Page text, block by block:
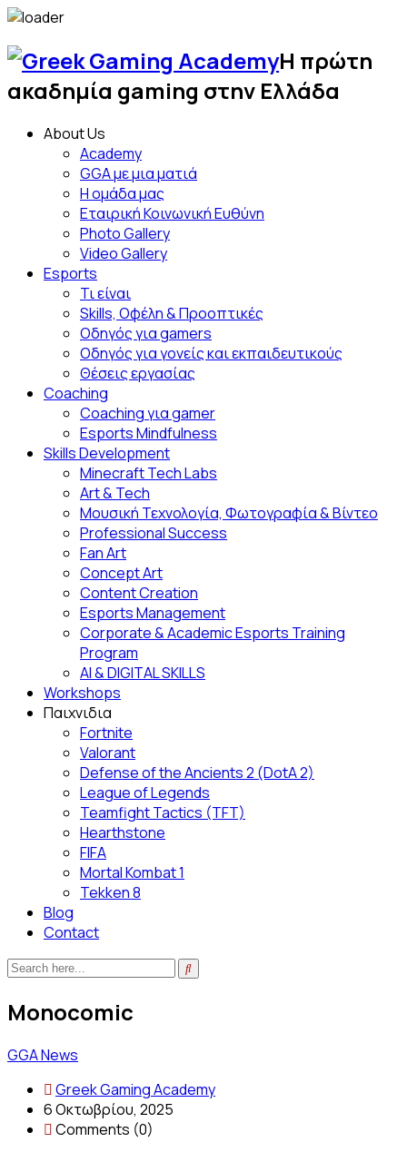
Skip
content
Η πρώτη
ακαδημία gaming στην Ελλάδα
About Us
Academy
GGA με μια ματιά
Η ομάδα μας
Εταιρική Κοινωνική Ευθύνη
Photo Gallery
Video Gallery
Esports
Τι είναι
Skills, Οφέλη & Προοπτικές
Οδηγός για gamers
Οδηγός για γονείς και εκπαιδευτικούς
Θέσεις εργασίας
Coaching
Coaching για gamer
Esports Mindfulness
Skills Development
Minecraft Tech Labs
Art & Tech
Μουσική Τεχνολογία, Φωτογραφία & Βίντεο
Professional Success
Fan Αrt
Concept Art
Content Creation
Esports Management
Corporate & Academic Esports Training
Program
AI & DIGITAL SKILLS
Workshops
Παιχνιδια
Fortnite
Valorant
Defense of the Ancients 2 (DotA 2)
League of Legends
Teamfight Tactics (TFT)
Hearthstone
FIFA
Mortal Kombat 1
Tekken 8
Blog
Contact
Monocomic
GGA News
Greek Gaming Academy
6 Οκτωβρίου, 2025
Comments (0)